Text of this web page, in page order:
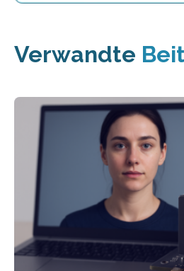
Verwandte